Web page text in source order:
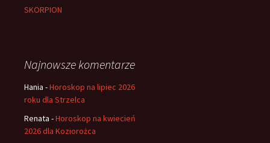
SKORPION
Najnowsze komentarze
Hania -Horoskop na lipiec 2026
roku dla Strzelca
Renata -Horoskop na kwiecień
2026 dla Koziorożca